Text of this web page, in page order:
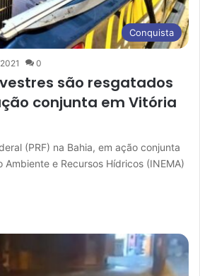
Conquista
0
são resgatados
conjunta em Vitória
(PRF) na Bahia, em ação conjunta
e Recursos Hídricos (INEMA)